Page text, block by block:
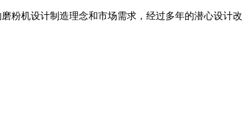
粉机设计制造理念和市场需求，经过多年的潜心设计改